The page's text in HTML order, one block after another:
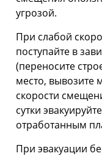
угрозой.
При слабой
поступайте в
(переносите
место, вывозите
скорости
сутки
отработанным
При эвакуации